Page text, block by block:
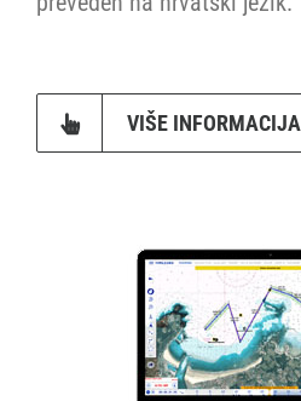
VIŠE INFORMACIJA